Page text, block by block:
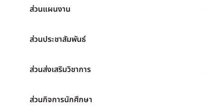
ส่วนแผนงาน
ส่วนประชาสัมพันธ์
ส่วนส่งเสริมวิชาการ
ส่วนกิจการนักศึกษา